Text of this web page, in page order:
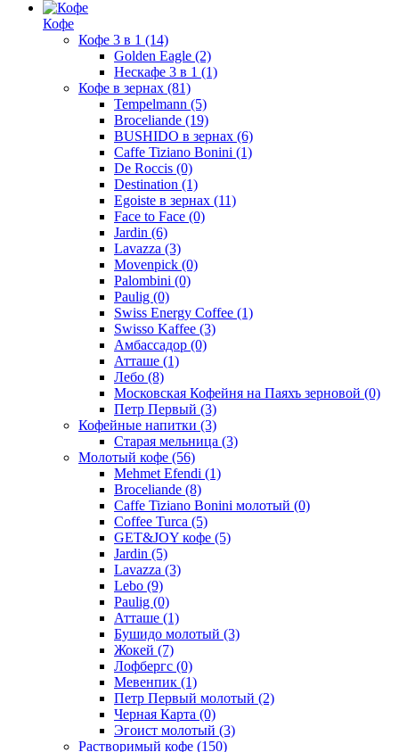
Кофе
Кофе 3 в 1 (14)
Golden Eagle (2)
Нескафе 3 в 1 (1)
Кофе в зернах (81)
Tempelmann (5)
Broceliande (19)
BUSHIDO в зернах (6)
Caffe Tiziano Bonini (1)
De Roccis (0)
Destination (1)
Egoiste в зернах (11)
Face to Face (0)
Jardin (6)
Lavazza (3)
Movenpick (0)
Palombini (0)
Paulig (0)
Swiss Energy Coffee (1)
Swisso Kaffee (3)
Амбассадор (0)
Атташе (1)
Лебо (8)
Московская Кофейня на Паяхъ зерновой (0)
Петр Первый (3)
Кофейные напитки (3)
Старая мельница (3)
Молотый кофе (56)
Mehmet Efendi (1)
Broceliande (8)
Caffe Tiziano Bonini молотый (0)
Coffee Turca (5)
GET&JOY кофе (5)
Jardin (5)
Lavazza (3)
Lebo (9)
Paulig (0)
Атташе (1)
Бушидо молотый (3)
Жокей (7)
Лофбергс (0)
Мевенпик (1)
Петр Первый молотый (2)
Черная Карта (0)
Эгоист молотый (3)
Растворимый кофе (150)